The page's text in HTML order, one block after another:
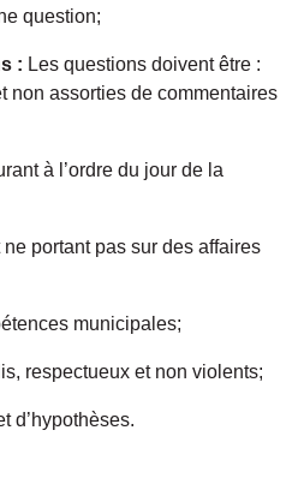
question;
: Les questions doivent être :
non assorties de commentaires
à l’ordre du jour de la
portant pas sur des affaires
municipales;
respectueux et non violents;
d’hypothèses.